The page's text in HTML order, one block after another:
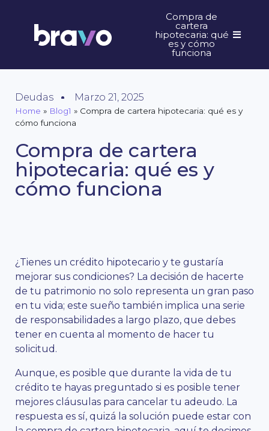
Compra de
cartera
hipotecaria: qué
es y cómo
funciona
Deudas Marzo 21, 2025
Home » Blog1 » Compra de cartera hipotecaria: qué es y
cómo funciona
Compra de cartera
hipotecaria: qué es y
cómo funciona
¿Tienes un crédito hipotecario y te gustaría
mejorar sus condiciones? La decisión de hacerte
de tu patrimonio no solo representa un gran paso
en tu vida; este sueño también implica una serie
de responsabilidades a largo plazo, que debes
tener en cuenta al momento de hacer tu
solicitud.
Aunque, es posible que durante la vida de tu
crédito te hayas preguntado si es posible tener
mejores cláusulas para cancelar tu adeudo. La
respuesta es sí, quizá la solución puede estar con